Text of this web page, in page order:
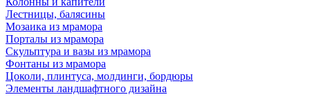
Лестницы, балясины
Мозаика из мрамора
Порталы из мрамора
Скульптура и вазы из мрамора
Фонтаны из мрамора
Цоколи, плинтуса, молдинги, бордюры
Элементы ландшафтного дизайна